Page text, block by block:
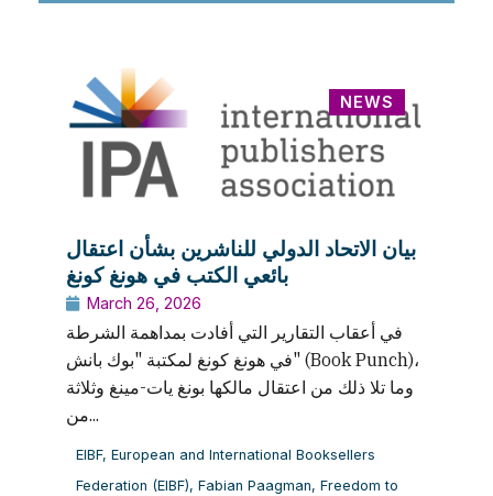
NEWS
بيان الاتحاد الدولي للناشرين بشأن اعتقال
بائعي الكتب في هونغ كونغ
March 26, 2026
في أعقاب التقارير التي أفادت بمداهمة الشرطة
في هونغ كونغ لمكتبة "بوك بانش" (Book Punch)،
وما تلا ذلك من اعتقال مالكها بونغ يات-مينغ وثلاثة
من...
EIBF, European and International Booksellers
Federation (EIBF), Fabian Paagman, Freedom to